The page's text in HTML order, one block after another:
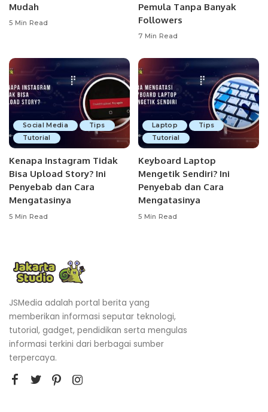
Mudah
5 Min Read
Pemula Tanpa Banyak
Followers
7 Min Read
Social Media
Tips
Tutorial
Kenapa Instagram Tidak
Bisa Upload Story? Ini
Penyebab dan Cara
Mengatasinya
5 Min Read
Laptop
Tips
Tutorial
Keyboard Laptop
Mengetik Sendiri? Ini
Penyebab dan Cara
Mengatasinya
5 Min Read
JSMedia adalah portal berita yang
memberikan informasi seputar teknologi,
tutorial, gadget, pendidikan serta mengulas
informasi terkini dari berbagai sumber
terpercaya.